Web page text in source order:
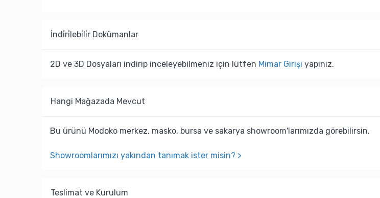
İndi̇ri̇lebi̇li̇r Dokümanlar
2D ve 3D Dosyaları indirip inceleyebilmeniz için lütfen Mimar Girişi yapınız.
Hangi Mağazada Mevcut
Bu ürünü Modoko merkez, masko, bursa ve sakarya showroom'larımızda görebilirsin.
Showroomlarımızı yakından tanımak ister misin? >
Teslimat ve Kurulum